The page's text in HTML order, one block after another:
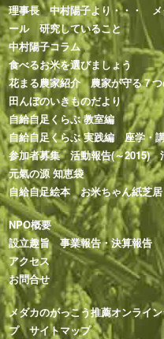
理事長 中村陽子より・・・
ール
研究していること
中村陽子コラム
食べるお米を選びましょう
花まる農家紹介
農家が守る７
田んぼのいきものだより
自給自足くらぶ 教室編
自給自足くらぶ 実践編
座学・
参加者募集
活動報告(～2015)
元氣の源 知恵袋
自給自足絵本
お米ちゃん紙芝居
NPO概要
設立趣旨
事業報告・決算報告
アクセス
お問合せ
メダカのがっこう推薦オンライ
プ
サイトマップ